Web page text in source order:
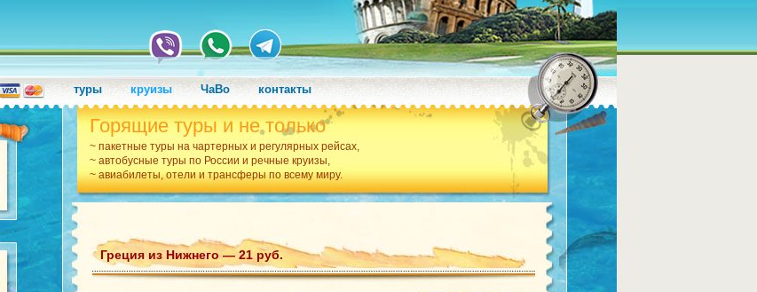
туры круизы ЧаВо контакты
Горящие туры и не только
~ пакетные туры на чартерных и регулярных рейсах,
~ автобусные туры по России и речные круизы,
~ авиабилеты, отели и трансферы по всему миру.
Греция из Нижнего — 21 руб.